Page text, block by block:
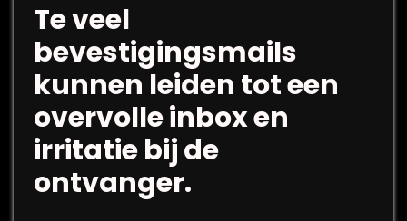
Te veel
bevestigingsmails
kunnen leiden tot een
overvolle inbox en
irritatie bij de
ontvanger.